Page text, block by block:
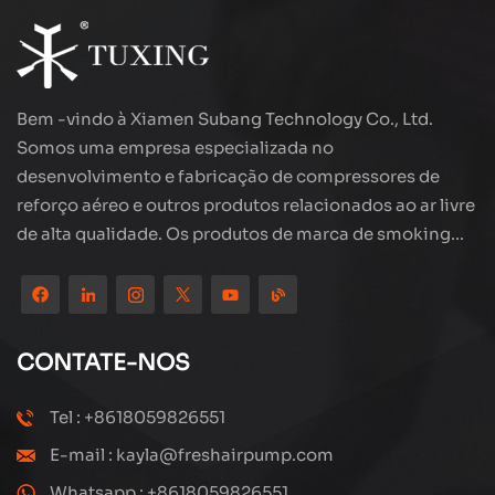
Bem -vindo à Xiamen Subang Technology Co., Ltd.
Somos uma empresa especializada no
desenvolvimento e fabricação de compressores de
reforço aéreo e outros produtos relacionados ao ar livre
de alta qualidade. Os produtos de marca de smoking
está localizada no belo cenário da cidade costeira -
Xiamen, nossos produtos são exportados para mais de
80 países e regiões, com excelente qualidade ganhou
uma ampla reputação internacional. A Subang
Technology possui uma equipe de vendas profissional e
sempre explorando e estudando como atualizar
CONTATE-NOS
Tel : +8618059826551
E-mail : kayla@freshairpump.com